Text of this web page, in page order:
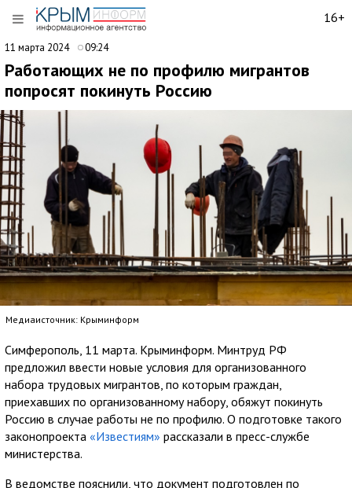
16+
11 марта 2024 09:24
Работающих не по профилю мигрантов
попросят покинуть Россию
Медиаисточник: Крыминформ
Симферополь, 11 марта. Крыминформ. Минтруд РФ
предложил ввести новые условия для организованного
набора трудовых мигрантов, по которым граждан,
приехавших по организованному набору, обяжут покинуть
Россию в случае работы не по профилю. О подготовке такого
законопроекта «Известиям» рассказали в пресс-службе
министерства.
В ведомстве пояснили, что документ подготовлен по